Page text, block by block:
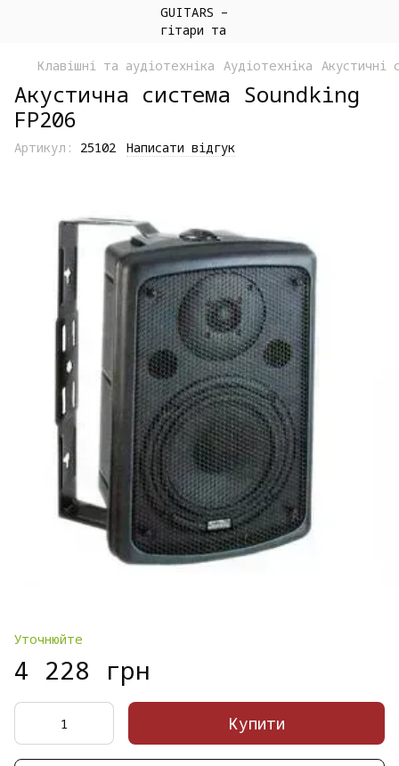
Клавішні та аудіотехніка Аудіотехніка Акустичні
Акустична система Soundking
FP206
Артикул: 25102 Написати відгук
Уточнюйте
4 228 грн
Купити